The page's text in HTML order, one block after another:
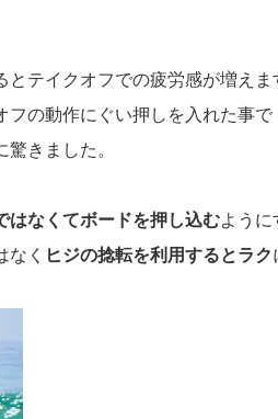
テイクオフでの疲労感が増えま
フの動作にぐい押しを入れた事で
驚きました。
はなくてボードを押し込むように
なく ヒジの捻転を利用するとラク